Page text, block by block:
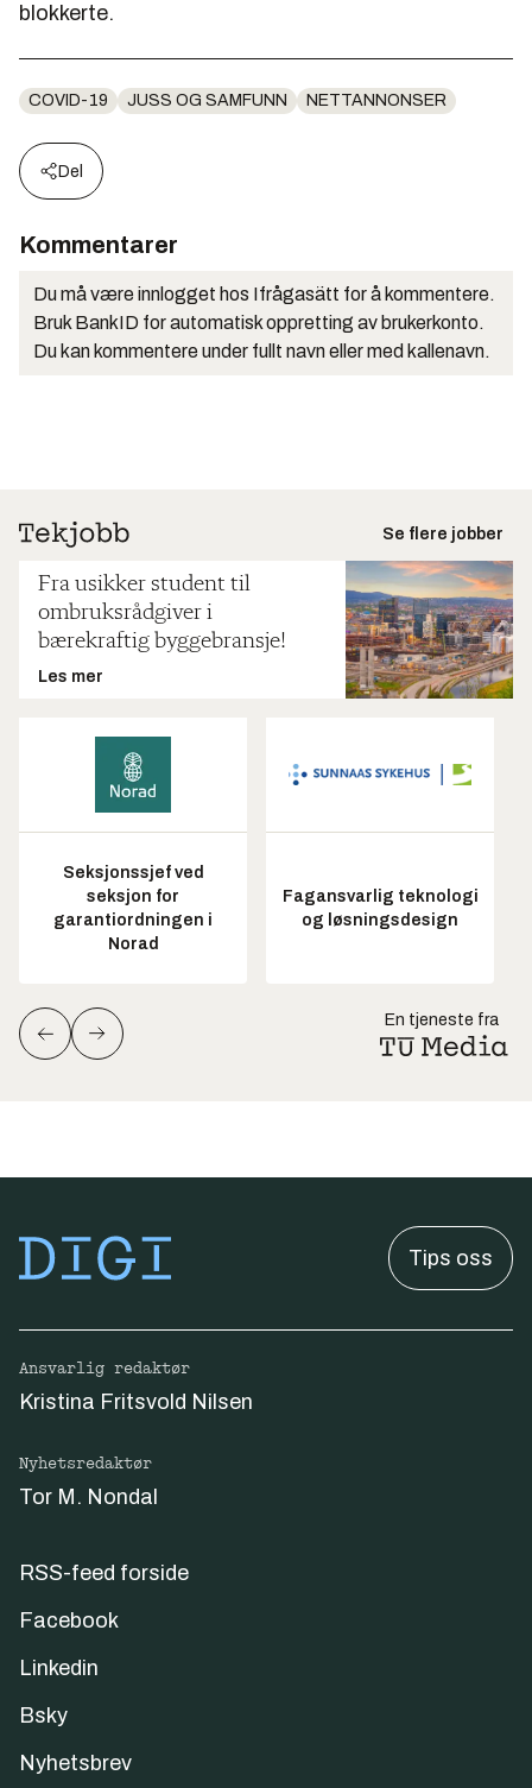
blokkerte.
COVID-19 JUSS OG SAMFUNN NETTANNONSER
Del
Kommentarer
Du må være innlogget hos Ifrågasätt for å kommentere.
Bruk BankID for automatisk oppretting av brukerkonto.
Du kan kommentere under fullt navn eller med kallenavn.
Se flere jobber
Fra usikker student til
ombruksrådgiver i
bærekraftig byggebransje!
Les mer
Seksjonssjef ved
seksjon for
garantiordningen i
Norad
Fagansvarlig teknologi
og løsningsdesign
En tjeneste fra
Tips oss
Ansvarlig redaktør
Kristina Fritsvold Nilsen
Nyhetsredaktør
Tor M. Nondal
RSS-feed forside
Facebook
Linkedin
Bsky
Nyhetsbrev